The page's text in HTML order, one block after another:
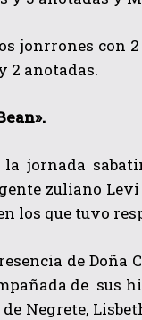
jonrrones con
2 anotadas.
jornada
zuliano
los que tuvo
de
de sus
Negrete,